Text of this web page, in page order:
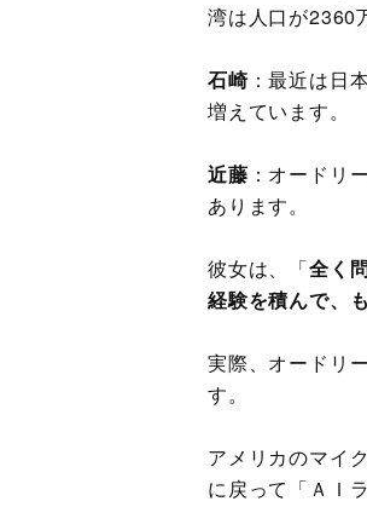
湾は人口が2360
石崎：最近は日
増えています。
近藤 ：オードリ
あります。
彼女は、「全く
経験を積んで、
実際、オードリ
す。
アメリカのマイ
に戻って「ＡＩ